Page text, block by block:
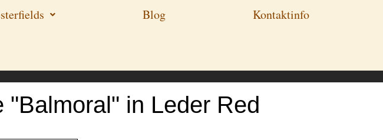
Blog Kontaktinfo
in Leder Red